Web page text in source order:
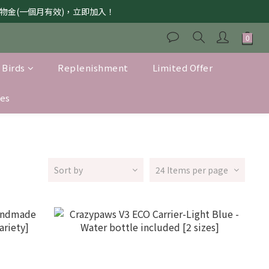
(一個月有效)，立即加入！
Replenishment Limited Offer
Sort by 24 Items per page